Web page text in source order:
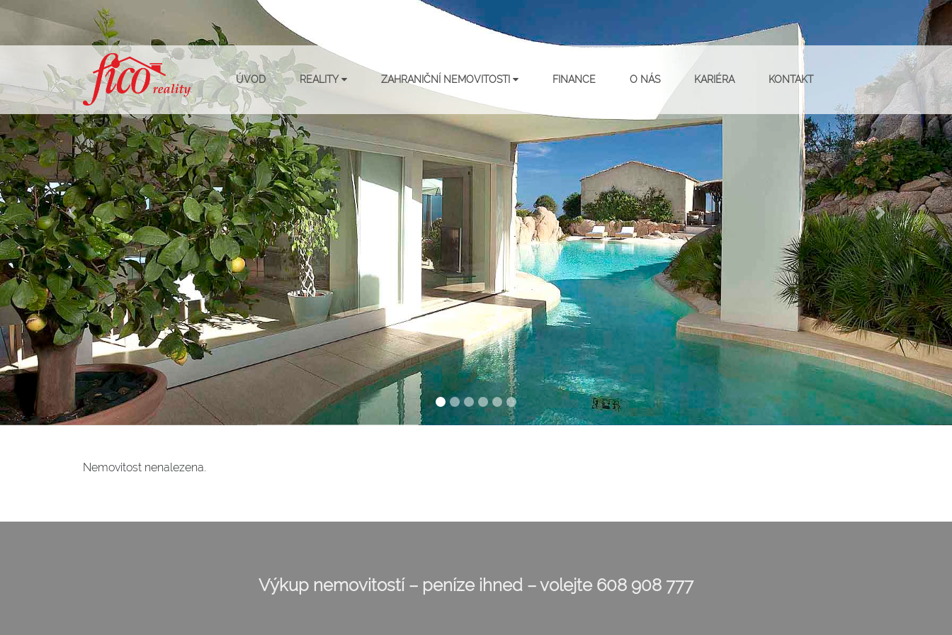
ÚVOD REALITY ZAHRANIČNÍ NEMOVITOSTI FINANCE O NÁS KARIÉRA KONTAKT
Předchozí Další
Nemovitost nenalezena.
Výkup nemovitostí – peníze ihned – volejte 608 908 777